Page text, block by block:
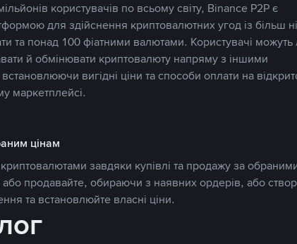
користувачів по всьому світу, Binance P2P є
для здійснення криптовалютних угод із більш
та понад 100 фіатними валютами. Користувачі можуть
й обмінювати криптовалюту напряму з іншими
вигідні ціни та способи оплати на
маркетплейсі.
цінам
криптовалютами завдяки купівлі та продажу за
або продавайте, обираючи з наявних ордерів, або
та встановлюйте власні ціни.